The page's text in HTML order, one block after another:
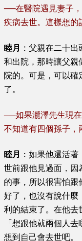
──在醫院遇見妻子
疾病去世。這樣想的
睦月
：父親在二十
和出院，那時讓父親
院的。可是，可以
了。
──如果瀧澤先生現
不知道有四個孫子，
睦月
：如果他還活
世前跟他見過面，因
的事，所以很害怕跟
好了，也沒有說什麼
利的結束了。在他去
「想跟他就兩個人
想到自己會去世吧。